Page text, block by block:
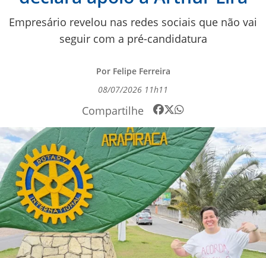
Empresário revelou nas redes sociais que não vai
seguir com a pré-candidatura
Por Felipe Ferreira
08/07/2026 11h11
Compartilhe